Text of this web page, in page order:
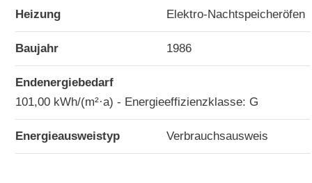
Heizung Elektro-Nachtspeicheröfen
Baujahr 1986
Endenergiebedarf
101,00 kWh/(m²·a) - Energieeffizienzklasse: G
Energieausweistyp Verbrauchsausweis